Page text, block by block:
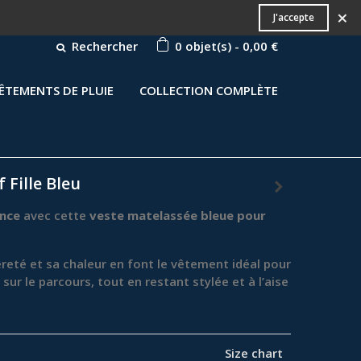
Rechercher 0 objet(s) - 0,00 €
DE PLUIE COLLECTION COMPLÈTE
Fille Bleu
avec cette veste matelassée bleue pour
et sa chaleur en font le vêtement idéal pour
le parcours, tout en restant stylée et à l’aise
Size chart
J'accepte ×